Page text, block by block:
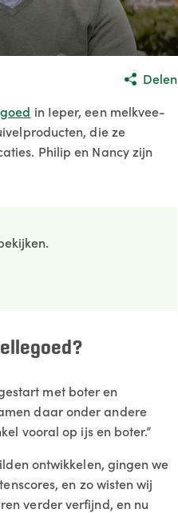
Delen
in Ieper, een melkvee-
die ze
Philip en Nancy zijn
met boter en
daar onder andere
vooral op ijs en boter.”
ontwikkelen, gingen we
en zo wisten wij
verder verfijnd, en nu